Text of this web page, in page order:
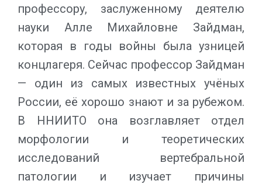
профессору, заслуженному деятелю
науки Алле Михайловне Зайдман,
которая в годы войны была узницей
концлагеря. Сейчас профессор Зайдман
— один из самых известных учёных
России, её хорошо знают и за рубежом.
В ННИИТО она возглавляет отдел
морфологии и теоретических
исследований вертебральной
патологии и изучает причины